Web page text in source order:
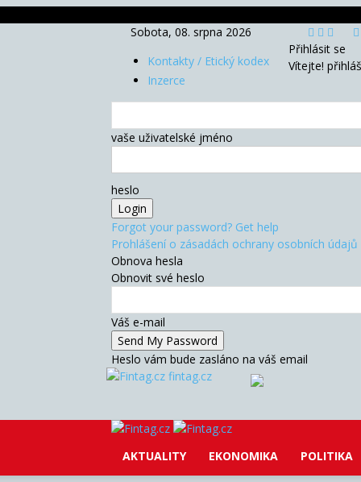
Sobota, 08. srpna 2026
Kontakty / Etický kodex
Inzerce
Přihlásit se
Vítejte!
vaše uživatelské jméno
heslo
Forgot your password? Get help
Prohlášení o zásadách ochrany osobních údajů
Obnova hesla
Obnovit své heslo
Váš e-mail
Heslo vám bude zasláno na váš email
fintag.cz
AKTUALITY EKONOMIKA POLITIKA